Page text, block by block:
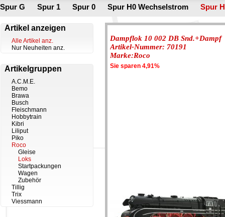
Spur G Spur 1 Spur 0 Spur H0 Wechselstrom Spur
Artikel anzeigen
Alle Artikel anz.
Nur Neuheiten anz.
Artikelgruppen
A.C.M.E.
Bemo
Brawa
Busch
Fleischmann
Hobbytrain
Kibri
Liliput
Piko
Roco
Gleise
Loks
Startpackungen
Wagen
Zubehör
Tillig
Trix
Viessmann
Dampflok 10 002 DB Snd.+Dampf
Artikel-Nummer: 70191
Marke:Roco
Sie sparen 4,91%